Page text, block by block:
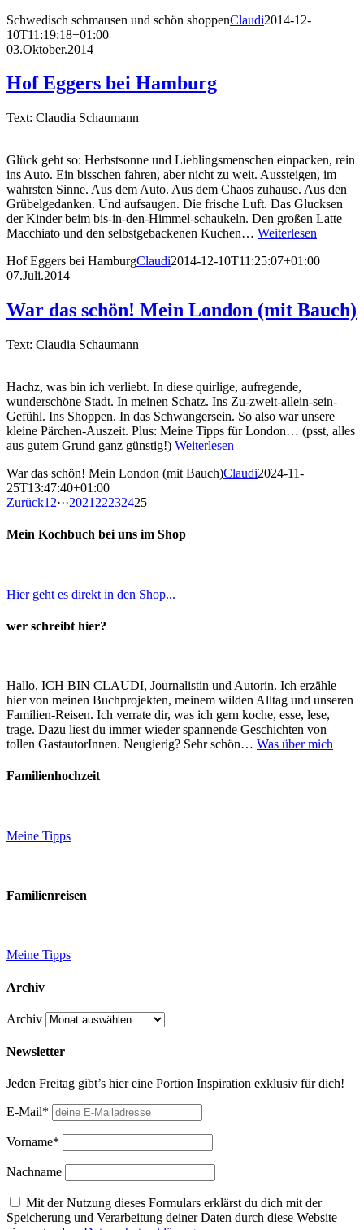
Schwedisch schmausen und schön shoppenClaudi2014-12-
10T11:19:18+01:00
03.Oktober.2014
Hof Eggers bei Hamburg
Text: Claudia Schaumann
Glück geht so: Herbstsonne und Lieblingsmenschen einpacken, rein
ins Auto. Ein bisschen fahren, aber nicht zu weit. Aussteigen, im
wahrsten Sinne. Aus dem Auto. Aus dem Chaos zuhause. Aus den
Grübelgedanken. Und aufsaugen. Die frische Luft. Das Glucksen
der Kinder beim bis-in-den-Himmel-schaukeln. Den großen Latte
Macchiato und den selbstgebackenen Kuchen… Weiterlesen
Hof Eggers bei HamburgClaudi2014-12-10T11:25:07+01:00
07.Juli.2014
War das schön! Mein London (mit Bauch)
Text: Claudia Schaumann
Hachz, was bin ich verliebt. In diese quirlige, aufregende,
wunderschöne Stadt. In meinen Schatz. Ins Zu-zweit-allein-sein-
Gefühl. Ins Shoppen. In das Schwangersein. So also war unsere
kleine Pärchen-Auszeit. Plus: Meine Tipps für London… (psst, alles
aus gutem Grund ganz günstig!) Weiterlesen
War das schön! Mein London (mit Bauch)Claudi2024-11-
25T13:47:40+01:00
Zurück1 2···2021 22232425
Mein Kochbuch bei uns im Shop
Hier geht es direkt in den Shop...
wer schreibt hier?
Hallo, ICH BIN CLAUDI, Journalistin und Autorin. Ich erzähle
hier von meinen Buchprojekten, meinem wilden Alltag und unseren
Familien-Reisen. Ich verrate dir, was ich gern koche, esse, lese,
trage. Dazu liest du immer wieder spannende Geschichten von
tollen GastautorInnen. Neugierig? Sehr schön… Was über mich
Familienhochzeit
Meine Tipps
Familienreisen
Meine Tipps
Archiv
Archiv
Newsletter
Jeden Freitag gibt’s hier eine Portion Inspiration exklusiv für dich!
E-Mail*
Vorname*
Nachname
Mit der Nutzung dieses Formulars erklärst du dich mit der
Speicherung und Verarbeitung deiner Daten durch diese Website